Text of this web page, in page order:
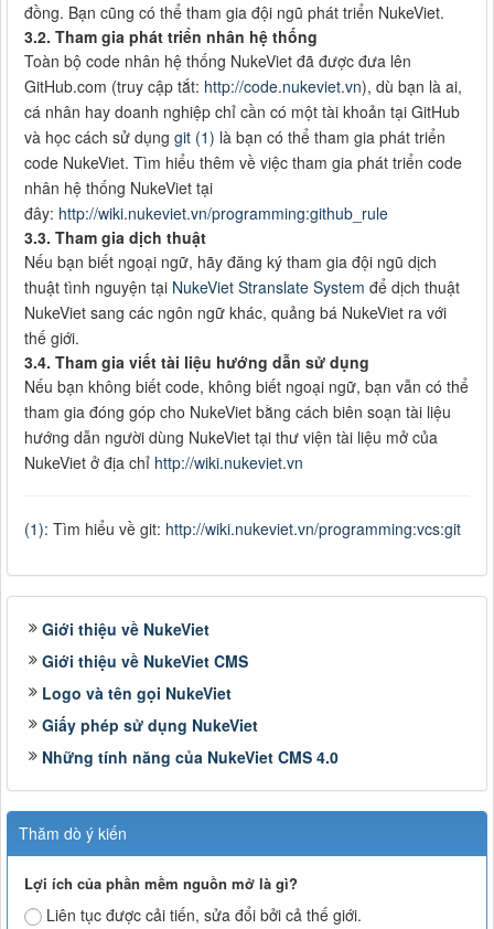
đồng. Bạn cũng có thể tham gia đội ngũ phát triển NukeViet.
3.2. Tham gia phát triển nhân hệ thống
Toàn bộ code nhân hệ thống NukeViet đã được đưa lên
GitHub.com (truy cập tắt: http://code.nukeviet.vn), dù bạn là ai,
cá nhân hay doanh nghiệp chỉ cần có một tài khoản tại GitHub
và học cách sử dụng git (1) là bạn có thể tham gia phát triển
code NukeViet. Tìm hiểu thêm về việc tham gia phát triển code
nhân hệ thống NukeViet tại
đây: http://wiki.nukeviet.vn/programming:github_rule
3.3. Tham gia dịch thuật
Nếu bạn biết ngoại ngữ, hãy đăng ký tham gia đội ngũ dịch
thuật tình nguyện tại NukeViet Stranslate System để dịch thuật
NukeViet sang các ngôn ngữ khác, quảng bá NukeViet ra với
thế giới.
3.4. Tham gia viết tài liệu hướng dẫn sử dụng
Nếu bạn không biết code, không biết ngoại ngữ, bạn vẫn có thể
tham gia đóng góp cho NukeViet bằng cách biên soạn tài liệu
hướng dẫn người dùng NukeViet tại thư viện tài liệu mở của
NukeViet ở địa chỉ http://wiki.nukeviet.vn
(1): Tìm hiểu về git: http://wiki.nukeviet.vn/programming:vcs:git
Giới thiệu về NukeViet
Giới thiệu về NukeViet CMS
Logo và tên gọi NukeViet
Giấy phép sử dụng NukeViet
Những tính năng của NukeViet CMS 4.0
Thăm dò ý kiến
Lợi ích của phần mềm nguồn mở là gì?
Liên tục được cải tiến, sửa đổi bởi cả thế giới.